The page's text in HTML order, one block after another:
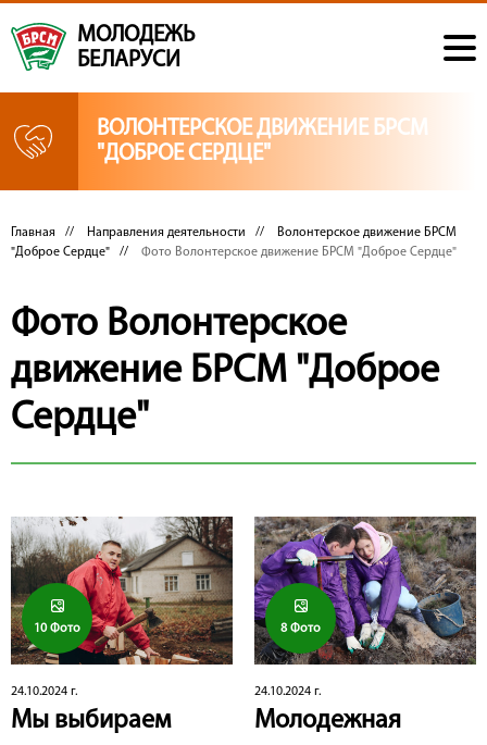
МОЛОДЕЖЬ
БЕЛАРУСИ
ВОЛОНТЕРСКОЕ ДВИЖЕНИЕ БРСМ
"ДОБРОЕ СЕРДЦЕ"
Главная // Направления деятельности //
Волонтерское движение БРСМ
"Доброе Сердце" // Фото Волонтерское движение БРСМ "Доброе Сердце"
Фото Волонтерское
движение БРСМ "Доброе
Сердце"
10 Фото
24.10.2024 г.
Мы выбираем
8 Фото
24.10.2024 г.
Молодежная